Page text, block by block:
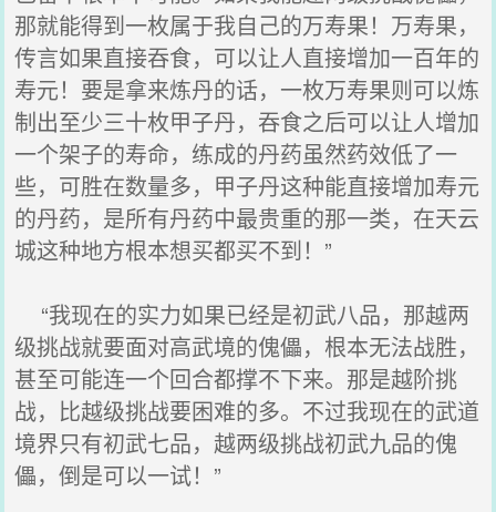
那就能得到一枚属于我自己的万寿果！万寿果，
传言如果直接吞食，可以让人直接增加一百年的
寿元！要是拿来炼丹的话，一枚万寿果则可以炼
制出至少三十枚甲子丹，吞食之后可以让人增加
一个架子的寿命，练成的丹药虽然药效低了一
些，可胜在数量多，甲子丹这种能直接增加寿元
的丹药，是所有丹药中最贵重的那一类，在天云
城这种地方根本想买都买不到！”
“我现在的实力如果已经是初武八品，那越两
级挑战就要面对高武境的傀儡，根本无法战胜，
甚至可能连一个回合都撑不下来。那是越阶挑
战，比越级挑战要困难的多。不过我现在的武道
境界只有初武七品，越两级挑战初武九品的傀
儡，倒是可以一试！”